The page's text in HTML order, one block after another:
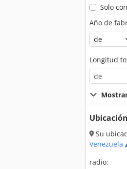
Solo
Año de
Longitud
Ubicación
Su
Venezuela
radio: